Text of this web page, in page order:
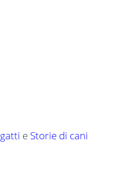
e Storie di cani